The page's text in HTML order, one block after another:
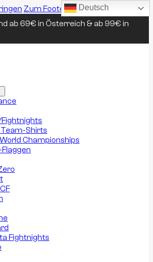
Zum Footer springen
ab 69€ in Österreich & ab 99€ in
Shirts
Championships
Fightnights
Deutsch